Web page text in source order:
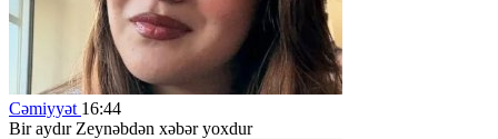
Cəmiyyət 16:44
Bir aydır Zeynəbdən xəbər yoxdur